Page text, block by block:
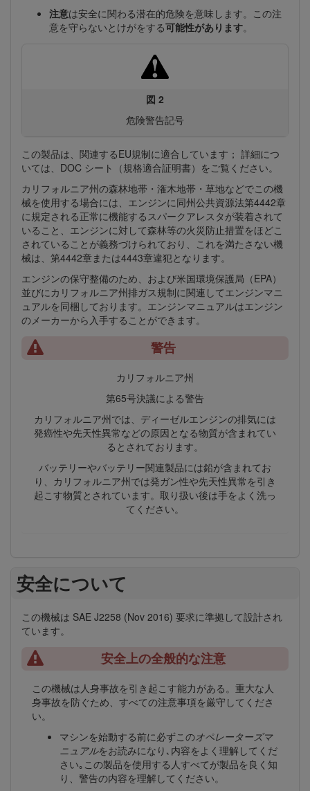
注意は安全に関わる潜在的危険を意味します。この注
意を守らないとけがをする可能性があります。
図 2
危険警告記号
この製品は、関連するEU規制に適合しています； 詳細につ
いては、DOC シート（規格適合証明書）をご覧ください。
カリフォルニア州の森林地帯・潅木地帯・草地などでこの機
械を使用する場合には、エンジンに同州公共資源法第4442章
に規定される正常に機能するスパークアレスタが装着されて
いること、エンジンに対して森林等の火災防止措置をほどこ
されていることが義務づけられており、これを満たさない機
械は、第4442章または4443章違犯となります。
エンジンの保守整備のため、および米国環境保護局（EPA）
並びにカリフォルニア州排ガス規制に関連してエンジンマニ
ュアルを同梱しております。エンジンマニュアルはエンジン
のメーカーから入手することができます。
警告
カリフォルニア州
第65号決議による警告
カリフォルニア州では、ディーゼルエンジンの排気には
発癌性や先天性異常などの原因となる物質が含まれてい
るとされております。
バッテリーやバッテリー関連製品には鉛が含まれてお
り、カリフォルニア州では発ガン性や先天性異常を引き
起こす物質とされています。取り扱い後は手をよく洗っ
てください。
安全について
この機械は SAE J2258 (Nov 2016) 要求に準拠して設計され
ています。
安全上の全般的な注意
この機械は人身事故を引き起こす能力がある。重大な人
身事故を防ぐため、すべての注意事項を厳守してくださ
い。
マシンを始動する前に必ずこのオペレーターズマ
ニュアルをお読みになり､内容をよく理解してくだ
さい｡この製品を使用する人すべてが製品を良く知
り、警告の内容を理解してください。